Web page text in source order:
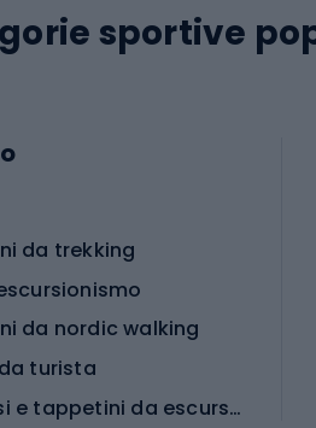
sportive
da trekking
da nordic walking
turista
Materassi e tappetini da escursionismo